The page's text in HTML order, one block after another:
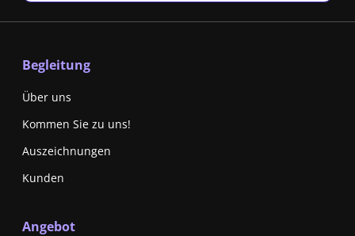
Begleitung
Über uns
Kommen Sie zu uns!
Auszeichnungen
Kunden
Angebot